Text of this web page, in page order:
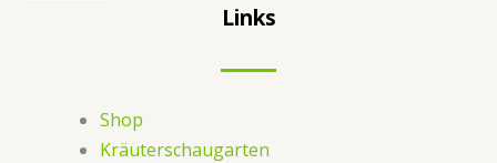
Links
Shop
Kräuterschaugarten